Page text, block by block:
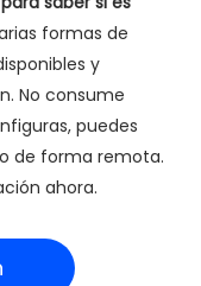
formas de
y
No consume
puedes
de forma remota.
ahora.